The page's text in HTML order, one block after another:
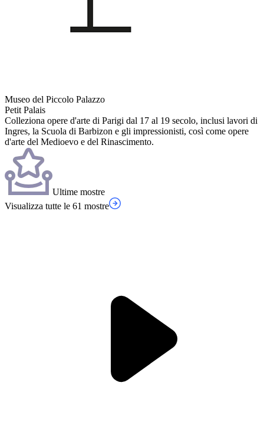
Museo del Piccolo Palazzo
Petit Palais
Colleziona opere d'arte di Parigi dal 17 al 19 secolo, inclusi lavori di
Ingres, la Scuola di Barbizon e gli impressionisti, così come opere
d'arte del Medioevo e del Rinascimento.
Ultime mostre
Visualizza tutte le 61 mostre